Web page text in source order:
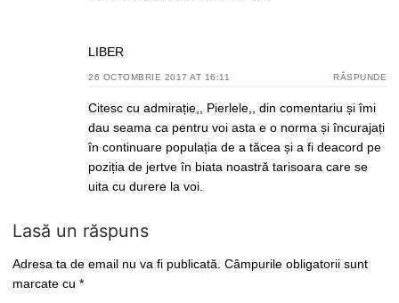
LIBER
26 OCTOMBRIE 2017 AT 16:11 RĂSPUNDE
Citesc cu admirație,, Pierlele,, din comentariu și îmi
dau seama ca pentru voi asta e o norma și încurajați
în continuare populația de a tăcea și a fi deacord pe
poziția de jertve în biata noastră tarisoara care se
uita cu durere la voi.
Lasă un răspuns
Adresa ta de email nu va fi publicată. Câmpurile obligatorii sunt
marcate cu *